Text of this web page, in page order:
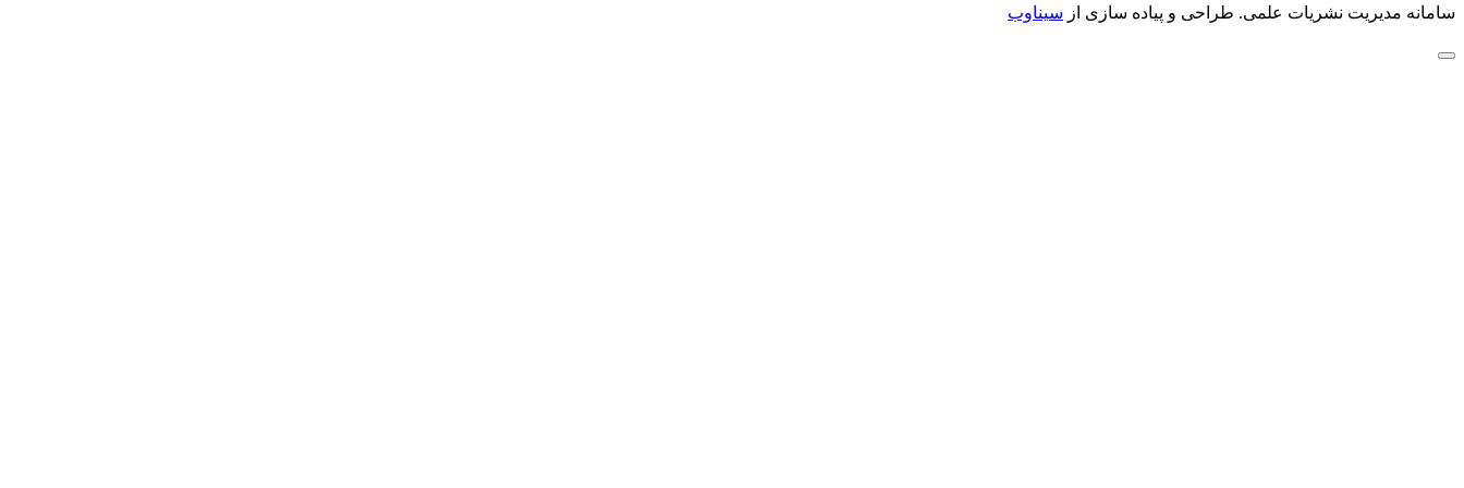
سامانه مدیریت نشریات علمی. طراحی و پیاده سازی از سیناوب